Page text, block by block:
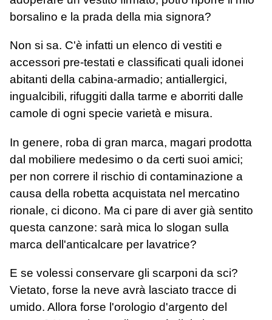
borsalino e la prada della mia signora?
Non si sa. C'è infatti un elenco di vestiti e
accessori pre-testati e classificati quali idonei
abitanti della cabina-armadio; antiallergici,
ingualcibili, rifuggiti dalla tarme e aborriti dalle
camole di ogni specie varietà e misura.
In genere, roba di gran marca, magari prodotta
dal mobiliere medesimo o da certi suoi amici;
per non correre il rischio di contaminazione a
causa della robetta acquistata nel mercatino
rionale, ci dicono. Ma ci pare di aver già sentito
questa canzone: sarà mica lo slogan sulla
marca dell'anticalcare per lavatrice?
E se volessi conservare gli scarponi da sci?
Vietato, forse la neve avrà lasciato tracce di
umido. Allora forse l'orologio d'argento del